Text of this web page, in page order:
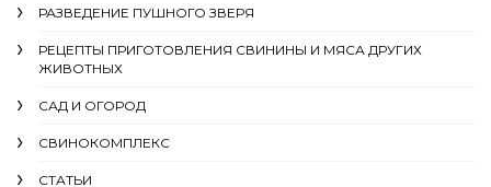
РАЗВЕДЕНИЕ ПУШНОГО ЗВЕРЯ
РЕЦЕПТЫ ПРИГОТОВЛЕНИЯ СВИНИНЫ И МЯСА ДРУГИХ
ЖИВОТНЫХ
САД И ОГОРОД
СВИНОКОМПЛЕКС
СТАТЬИ